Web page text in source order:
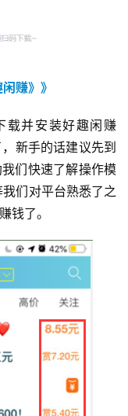
赚》》
载并安装好趣闲赚
新手的话建议先到
们快速了解操作模
们对平台熟悉了之
钱了。